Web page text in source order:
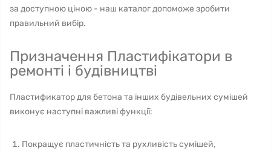
за доступною ціною - наш каталог допоможе зробити
правильний вибір.
Призначення Пластифікатори в
ремонті і будівництві
Пластификатор для бетона та інших будівельних сумішей
виконує наступні важливі функції:
Покращує пластичність та рухливість сумішей,